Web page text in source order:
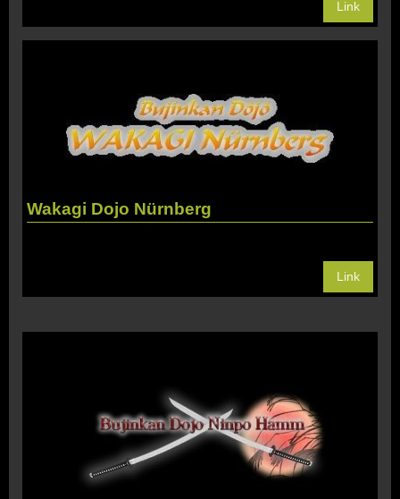
Link
Wakagi Dojo Nürnberg
Link